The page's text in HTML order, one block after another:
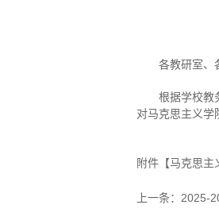
各教研室、
根据学校教
对马克思主义学
附件【马克思主
上一条： 2025-